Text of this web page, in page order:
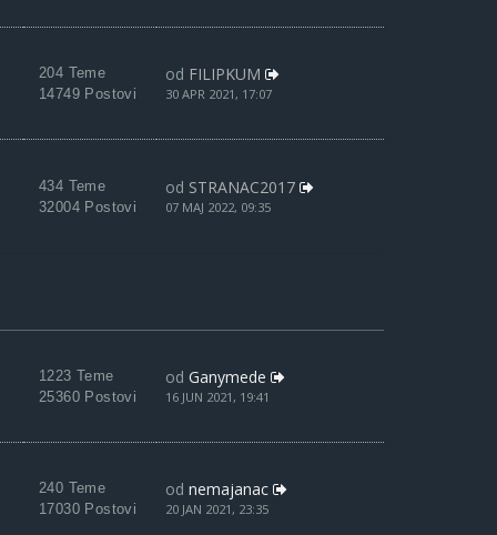
204 Teme
14749 Postovi
od FILIPKUM
30 APR 2021, 17:07
434 Teme
32004 Postovi
od STRANAC2017
07 MAJ 2022, 09:35
1223 Teme
25360 Postovi
od Ganymede
16 JUN 2021, 19:41
240 Teme
17030 Postovi
od nemajanac
20 JAN 2021, 23:35